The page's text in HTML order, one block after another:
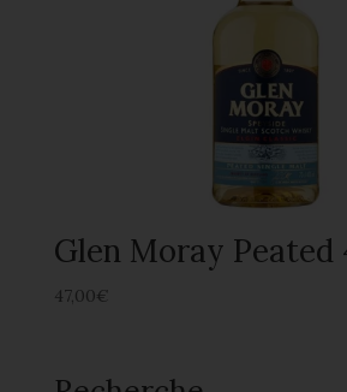
Glen Moray Peated
47,00€